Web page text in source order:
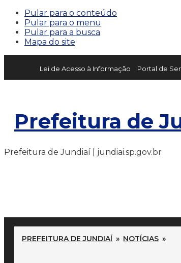
Pular para o conteúdo
Pular para o menu
Pular para a busca
Mapa do site
Lei de Acesso à Informação Portal de
Prefeitura de
Prefeitura de Jundiaí | jundiai.sp.gov.br
PREFEITURA DE JUNDIAÍ » NOTÍCIAS »